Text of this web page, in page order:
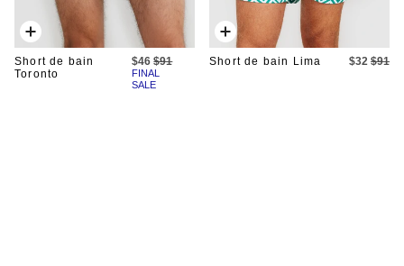
Ajout
rapide
Short de bain
Toronto
FINAL
SALE
$46 $91
Ajout
rapide
Short de bain Lima $32 $91